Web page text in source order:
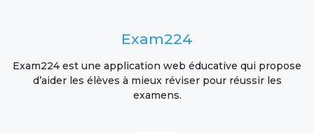
Exam224
Exam224 est une application web éducative qui propose
d’aider les élèves à mieux réviser pour réussir les
examens.